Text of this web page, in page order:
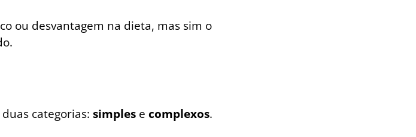
ou desvantagem na dieta, mas sim o
categorias: simples e complexos.